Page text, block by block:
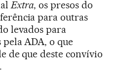
Extra, os presos do
para outras
levados para
ADA, o que
de que deste convívio